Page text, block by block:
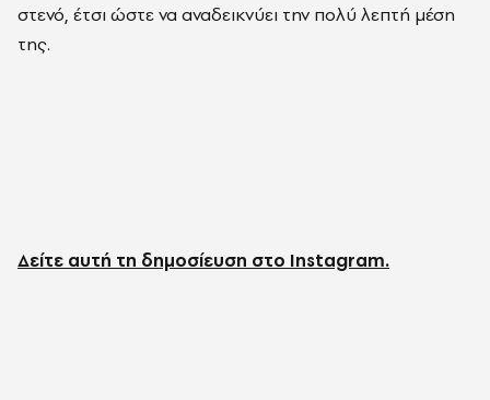
στενό, έτσι ώστε να αναδεικνύει την πολύ λεπτή μέση
της.
Δείτε αυτή τη δημοσίευση στο Instagram.